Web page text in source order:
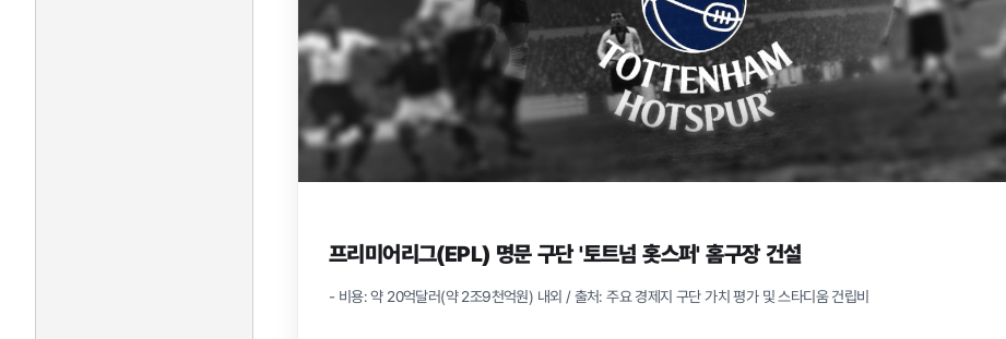
프리미어리그(EPL) 명문 구단 '토트넘 홋스퍼' 홈구장 건설
- 비용: 약 20억달러(약 2조9천억원) 내외 / 출처: 주요 경제지 구단 가치 평가 및 스타디움 건립비